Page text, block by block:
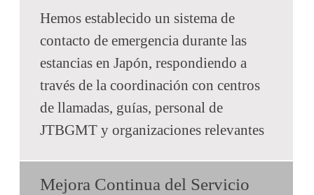
Hemos establecido un sistema de
contacto de emergencia durante las
estancias en Japón, respondiendo a
través de la coordinación con centros
de llamadas, guías, personal de
JTBGMT y organizaciones relevantes
Mejora Continua del Servicio